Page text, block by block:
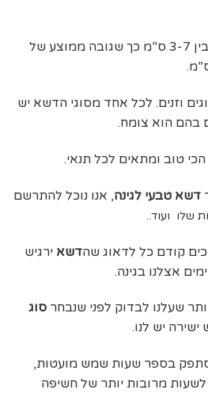
ממוצע של
וזנים. לכל אחד מסוגי הדשא יש
בהם הוא צומח.
טוב ומתאים לכל תנאי.
דשא טבעי לגינה, אנו נוכל להתרשם
שלו ועוד..
קודם כל לדאוג שהדשא ירגיש
אצלנו בגינה.
שעלנו לבדוק לפני שנבחר סוג
יש לנו.
בספר שעות שמש מועטות,
מרובות יותר של חשיפה